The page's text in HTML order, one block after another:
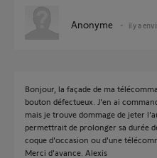
Anonyme il y a
Bonjour, la façade de ma
bouton défectueux. J'en ai
mais je trouve dommage de jeter
permettrait de prolonger sa durée
coque d'occasion ou d'une
Merci d'avance. Alexis